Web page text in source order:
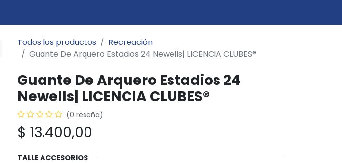
Todos los productos
Recreación
Guante De Arquero Estadios 24 Newells| LICENCIA CLUBES®
Guante De Arquero Estadios 24
Newells| LICENCIA CLUBES®
(0 reseña)
$ 13.400,00
TALLE ACCESORIOS